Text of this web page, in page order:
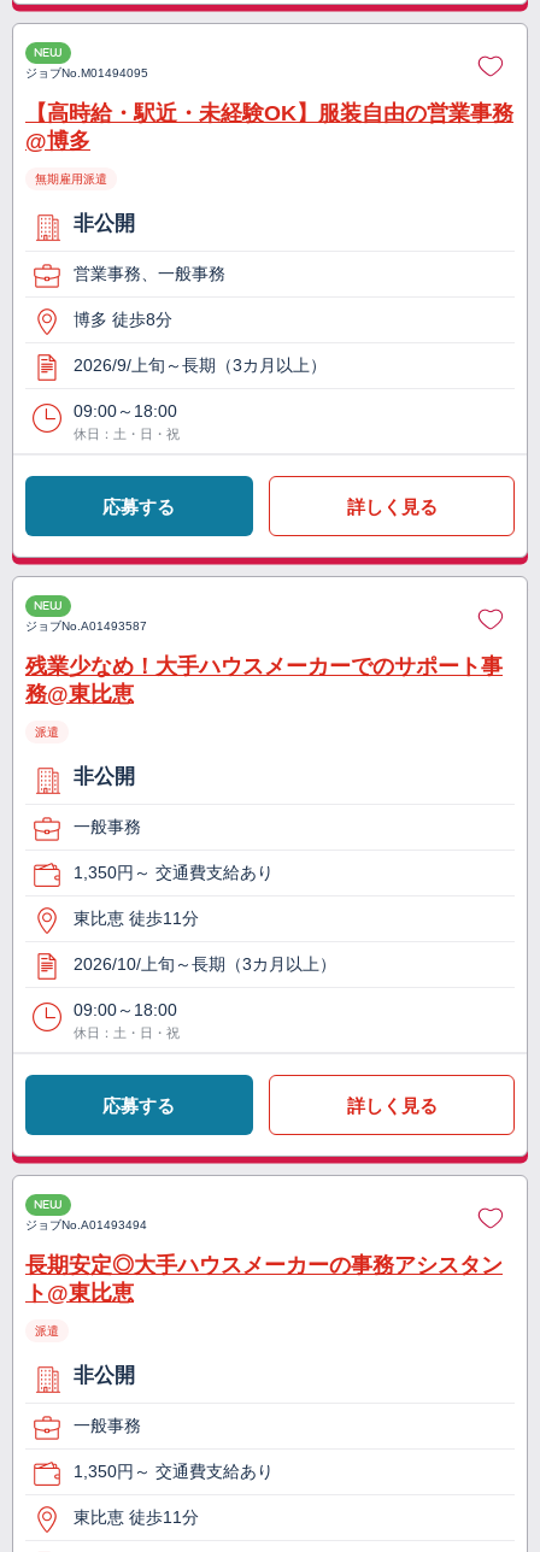
NEW
ジョブNo.M01494095
【高時給・駅近・未経験OK】服装自由の営業事務
@博多
無期雇用派遣
非公開
営業事務、一般事務
博多 徒歩8分
2026/9/上旬～長期（3カ月以上）
09:00～18:00
休日：土・日・祝
応募する 詳しく見る
NEW
ジョブNo.A01493587
残業少なめ！大手ハウスメーカーでのサポート事
務@東比恵
派遣
非公開
一般事務
1,350円～ 交通費支給あり
東比恵 徒歩11分
2026/10/上旬～長期（3カ月以上）
09:00～18:00
休日：土・日・祝
応募する 詳しく見る
NEW
ジョブNo.A01493494
長期安定◎大手ハウスメーカーの事務アシスタン
ト@東比恵
派遣
非公開
一般事務
1,350円～ 交通費支給あり
東比恵 徒歩11分